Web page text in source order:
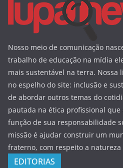
Nosso meio de comunicação
trabalho de educação na mídia
mais sustentável na terra. Nossa
no espelho do site: inclusão e
de abordar outros temas do
pautada na ética profissional que
função de sua responsabilidade
missão é ajudar construir um
fraterno, com respeito a natureza
EDITORIAS